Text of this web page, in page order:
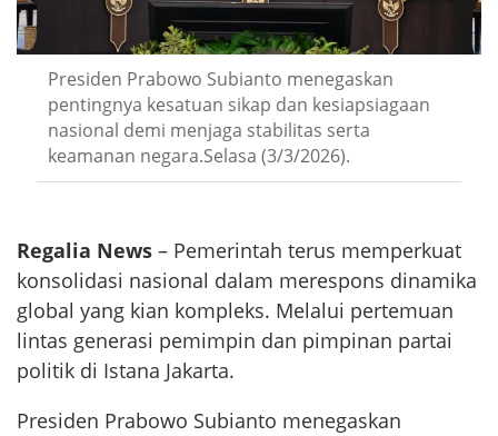
Presiden Prabowo Subianto menegaskan
pentingnya kesatuan sikap dan kesiapsiagaan
nasional demi menjaga stabilitas serta
keamanan negara.Selasa (3/3/2026).
Regalia News – Pemerintah terus memperkuat
konsolidasi nasional dalam merespons dinamika
global yang kian kompleks. Melalui pertemuan
lintas generasi pemimpin dan pimpinan partai
politik di Istana Jakarta.
Presiden Prabowo Subianto menegaskan